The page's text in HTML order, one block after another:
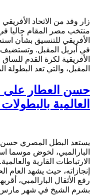
زار وفد من الاتحاد
منتخب مصر المقام حاليا في
الأفريقي للتنسيق بشأن
في أبريل المقبل. وتستضيف
المقبل، والتي تعد البطولة
حسن العطار على
العالمية
يستعد البطل المصري حسن
البارالمبي، لخوض موسما
الارتباطات القارية
إنجازاته، حيث يشهد العام
رفع الأثقال البارالمبي،
بشرم الشيخ في شهر